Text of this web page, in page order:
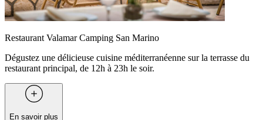
Restaurant Valamar Camping San Marino
Dégustez une délicieuse cuisine méditerranéenne sur la terrasse du
restaurant principal, de 12h à 23h le soir.
En savoir plus